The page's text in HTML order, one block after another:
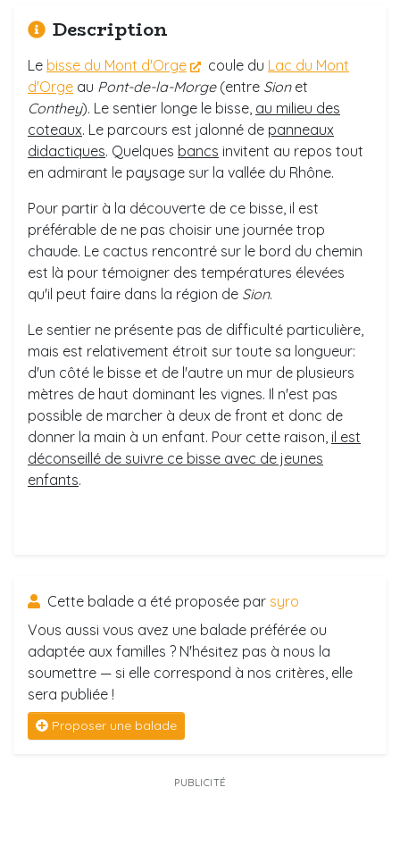
Description
Le bisse du Mont d'Orge coule du Lac du Mont
d'Orge au Pont-de-la-Morge (entre Sion et
Conthey). Le sentier longe le bisse, au milieu des
coteaux. Le parcours est jalonné de panneaux
didactiques. Quelques bancs invitent au repos tout
en admirant le paysage sur la vallée du Rhône.
Pour partir à la découverte de ce bisse, il est
préférable de ne pas choisir une journée trop
chaude. Le cactus rencontré sur le bord du chemin
est là pour témoigner des températures élevées
qu'il peut faire dans la région de Sion.
Le sentier ne présente pas de difficulté particulière,
mais est relativement étroit sur toute sa longueur:
d'un côté le bisse et de l'autre un mur de plusieurs
mètres de haut dominant les vignes. Il n'est pas
possible de marcher à deux de front et donc de
donner la main à un enfant. Pour cette raison, il est
déconseillé de suivre ce bisse avec de jeunes
enfants.
Cette balade a été proposée par syro
Vous aussi vous avez une balade préférée ou
adaptée aux familles ? N'hésitez pas à nous la
soumettre — si elle correspond à nos critères, elle
sera publiée !
Proposer une balade
PUBLICITÉ